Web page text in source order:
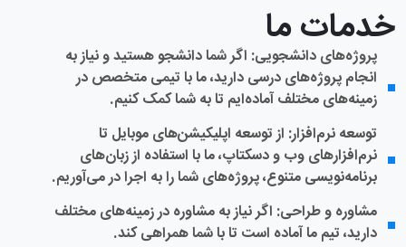
خدمات ما
پروژه‌های دانشجویی: اگر شما دانشجو هستید و نیاز به
انجام پروژه‌های درسی دارید، ما با تیمی متخصص در
زمینه‌های مختلف آماده‌ایم تا به شما کمک کنیم.
توسعه نرم‌افزار: از توسعه اپلیکیشن‌های موبایل تا
نرم‌افزارهای وب و دسکتاپ، ما با استفاده از زبان‌های
برنامه‌نویسی متنوع، پروژه‌های شما را به اجرا در می‌آوریم.
مشاوره و طراحی: اگر نیاز به مشاوره در زمینه‌های مختلف
دارید، تیم ما آماده است تا با شما همراهی کند.